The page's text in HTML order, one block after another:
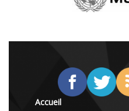
Accueil